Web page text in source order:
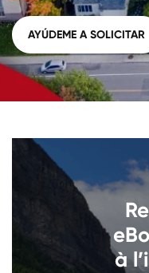
AYÚDEME A SOLICITAR
à
Iniciar sesión en
Seleccionar